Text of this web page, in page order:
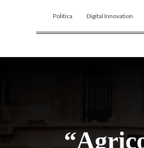
Politica Digital Innovation